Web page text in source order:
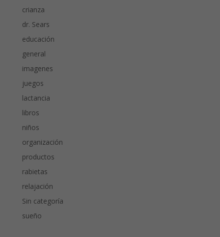
crianza
dr. Sears
educación
general
imagenes
juegos
lactancia
libros
niños
organización
productos
rabietas
relajación
Sin categoría
sueño